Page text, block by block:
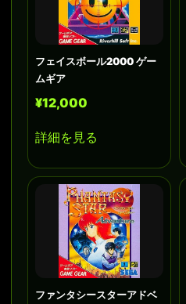
フェイスボール2000 ゲー
ムギア
¥12,000
詳細を見る
ファンタシースターアドベ